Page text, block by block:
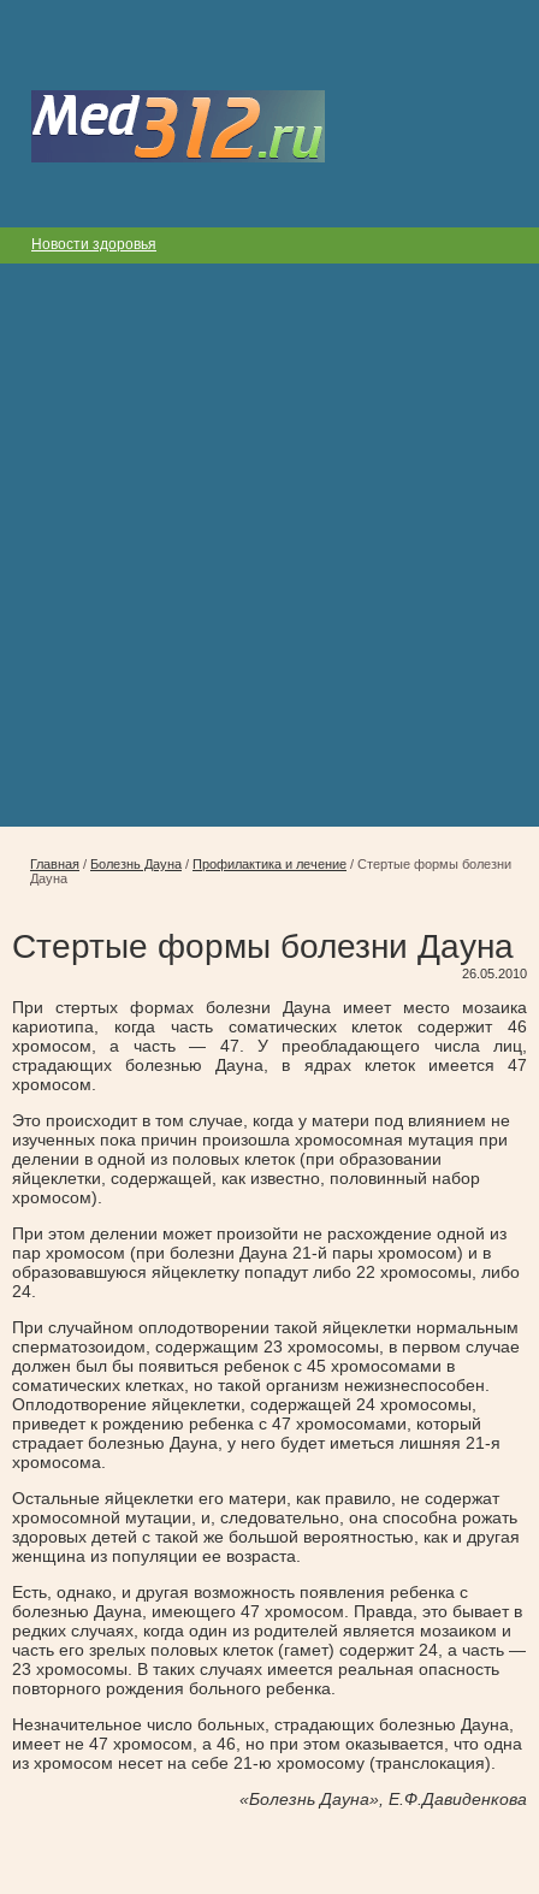
Новости здоровья
Главная / Болезнь Дауна / Профилактика и лечение / Стертые формы болезни
Дауна
Стертые формы болезни Дауна
26.05.2010
При стертых формах болезни Дауна имеет место мозаика
кариотипа, когда часть соматических клеток содержит 46
хромосом, а часть — 47. У преобладающего числа лиц,
страдающих болезнью Дауна, в ядрах клеток имеется 47
хромосом.
Это происходит в том случае, когда у матери под влиянием не
изученных пока причин произошла хромосомная мутация при
делении в одной из половых клеток (при образовании
яйцеклетки, содержащей, как известно, половинный набор
хромосом).
При этом делении может произойти не расхождение одной из
пар хромосом (при болезни Дауна 21-й пары хромосом) и в
образовавшуюся яйцеклетку попадут либо 22 хромосомы, либо
24.
При случайном оплодотворении такой яйцеклетки нормальным
сперматозоидом, содержащим 23 хромосомы, в первом случае
должен был бы появиться ребенок с 45 хромосомами в
соматических клетках, но такой организм нежизнеспособен.
Оплодотворение яйцеклетки, содержащей 24 хромосомы,
приведет к рождению ребенка с 47 хромосомами, который
страдает болезнью Дауна, у него будет иметься лишняя 21-я
хромосома.
Остальные яйцеклетки его матери, как правило, не содержат
хромосомной мутации, и, следовательно, она способна рожать
здоровых детей с такой же большой вероятностью, как и другая
женщина из популяции ее возраста.
Есть, однако, и другая возможность появления ребенка с
болезнью Дауна, имеющего 47 хромосом. Правда, это бывает в
редких случаях, когда один из родителей является мозаиком и
часть его зрелых половых клеток (гамет) содержит 24, а часть —
23 хромосомы. В таких случаях имеется реальная опасность
повторного рождения больного ребенка.
Незначительное число больных, страдающих болезнью Дауна,
имеет не 47 хромосом, а 46, но при этом оказывается, что одна
из хромосом несет на себе 21-ю хромосому (транслокация).
«Болезнь Дауна», Е.Ф.Давиденкова